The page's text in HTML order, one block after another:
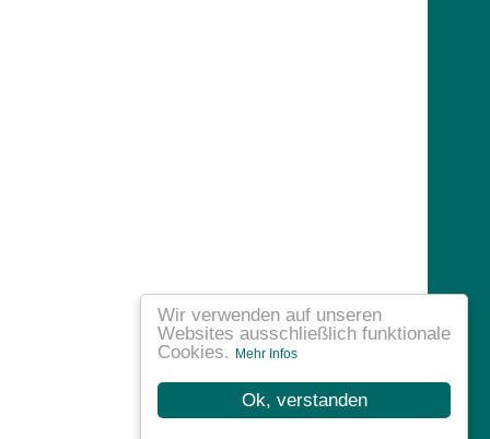
Ok, verstanden
Wir verwenden auf unseren
Websites ausschließlich funktionale
Cookies.
Mehr Infos